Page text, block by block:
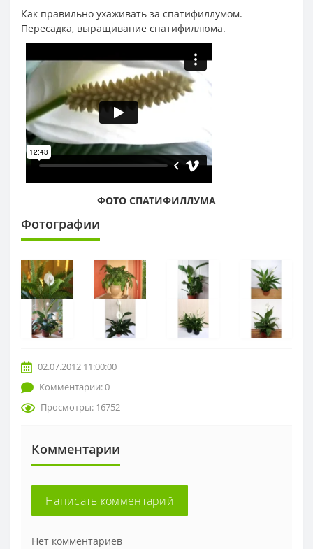
Как правильно ухаживать за спатифиллумом.
Пересадка, выращивание спатифиллюма.
ФОТО СПАТИФИЛЛУМА
Фотографии
02.07.2012 11:00:00
Комментарии: 0
Просмотры: 16752
Комментарии
Написать комментарий
Нет комментариев